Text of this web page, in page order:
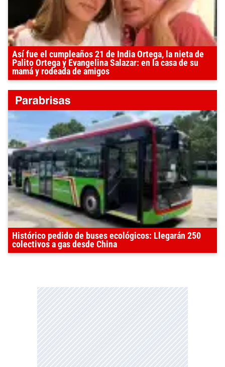
Así fue el cumpleaños 21 de India Ortega, la nieta de
Palito Ortega y Evangelina Salazar: en la casa de su
mamá y rodeada de amigos
Histórico pedido de buses ecológicos: Llegarán 250
colectivos a gas desde China